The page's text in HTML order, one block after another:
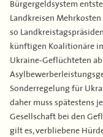
Bürgergeldsystem
Landkreisen
so
künftigen Koalitionäre
Ukraine-Geflüchteten
Sonderregelung für
daher muss spätestens
Gesellschaft bei den
gilt es, verbliebene